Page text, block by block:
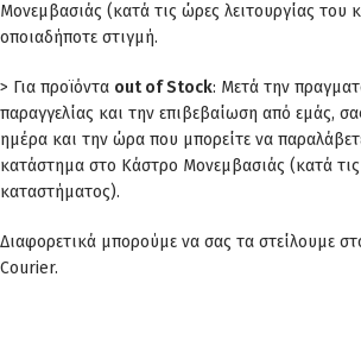
Μονεμβασιάς (κατά τις ώρες λειτουργίας του
οποιαδήποτε στιγμή.
> Για προϊόντα out of Stock: Μετά την
παραγγελίας και την επιβεβαίωση από εμάς,
ημέρα και την ώρα που μπορείτε να
κατάστημα στο Κάστρο Μονεμβασιάς (κατά τις
καταστήματος).
Διαφορετικά μπορούμε να σας τα στείλουμε
Courier.